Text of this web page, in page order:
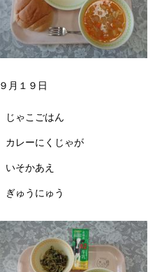
９月１９日
じゃこごはん
カレーにくじゃが
いそかあえ
ぎゅうにゅう